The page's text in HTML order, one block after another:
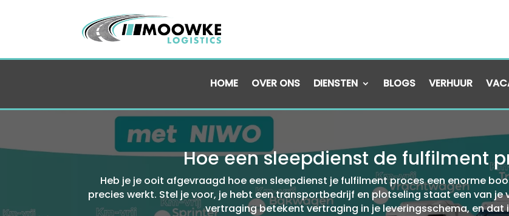
HOME OVER ONS DIENSTEN BLOGS VERHUUR
Hoe een sleepdienst de fulfilment
Heb je je ooit afgevraagd hoe een sleepdienst je fulfilment proces een enorme
precies werkt.​ Stel je voor, je hebt een transportbedrijf en plotseling staat een van je
vertraging betekent vertraging in je leveringsschema, en